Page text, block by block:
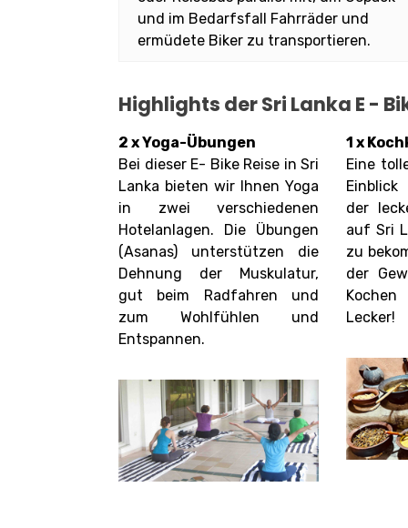
und im Bedarfsfall Fahrräder und
ermüdete Biker zu transportieren.
Highlights der Sri Lanka E -
2 x Yoga-Übungen
Bei dieser E- Bike Reise in Sri
Lanka bieten wir Ihnen Yoga
in zwei verschiedenen
Hotelanlagen. Die Übungen
(Asanas) unterstützen die
Dehnung der Muskulatur,
gut beim Radfahren und
zum Wohlfühlen und
Entspannen.
1 x
Eine
der
auf Sri
zu
der
Lecker!